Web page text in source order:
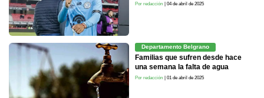
Por redacción | 04 de abril de 2025
Departamento Belgrano
Familias que sufren desde hace
una semana la falta de agua
Por redacción | 01 de abril de 2025